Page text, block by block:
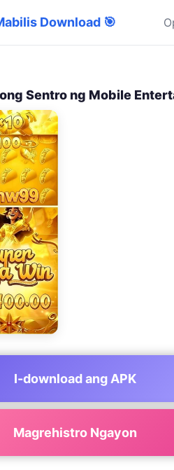
Download 🎯
Sentro ng Mobile
I-download ang APK
Magrehistro Ngayon